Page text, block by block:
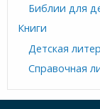
Библии для
Книги
Детская
Справочная